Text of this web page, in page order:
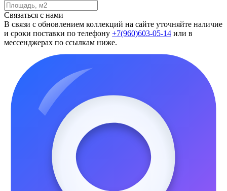
Связаться с нами
В связи с обновлением коллекций на сайте уточняйте наличие
и сроки поставки по телефону +7(960)603-05-14 или в
мессенджерах по ссылкам ниже.